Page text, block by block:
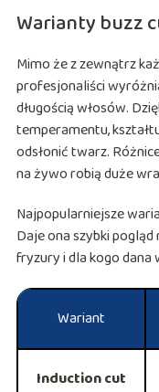
Warianty buzz
Mimo że z zewnątrz
profesjonaliści
długością włosów.
temperamentu,
odsłonić twarz.
na żywo robią duże
Najpopularniejsze
Daje ona szybki
fryzury i dla kogo dana
Wariant
Induction cut